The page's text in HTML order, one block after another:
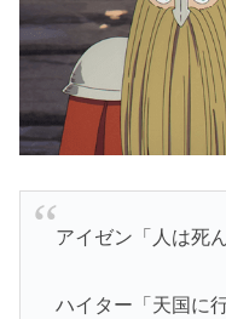
アイゼン「人は死
ハイター「天国に